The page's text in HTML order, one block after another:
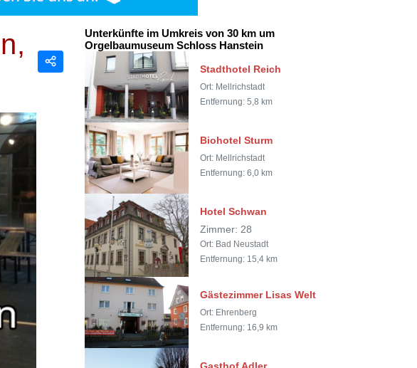
Teilen
Unterkünfte im Umkreis von 30 km um
Orgelbaumuseum Schloss Hanstein
Stadthotel Reich
Ort: Mellrichstadt
Entfernung: 5,8 km
Biohotel Sturm
Ort: Mellrichstadt
Entfernung: 6,0 km
Hotel Schwan
Zimmer: 28
Ort: Bad Neustadt
Entfernung: 15,4 km
Gästezimmer Lisas Welt
Ort: Ehrenberg
Entfernung: 16,9 km